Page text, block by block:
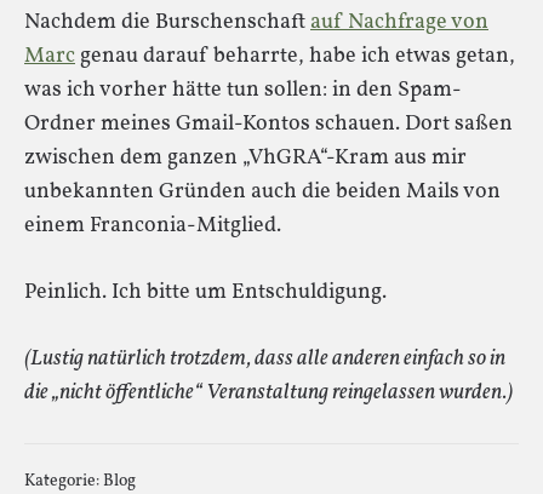
Nachdem die Burschenschaftauf Nachfrage von
Marcgenau darauf beharrte, habe ich etwas getan,
was ich vorher hätte tun sollen: in den Spam-
Ordner meines Gmail-Kontos schauen. Dort saßen
zwischen dem ganzen „VhGRA“-Kram aus mir
unbekannten Gründen auch die beiden Mails von
einem Franconia-Mitglied.
Peinlich. Ich bitte um Entschuldigung.
(Lustig natürlich trotzdem, dass alle anderen einfach so in
die „nicht öffentliche“ Veranstaltung reingelassen wurden.)
Kategorie:Blog